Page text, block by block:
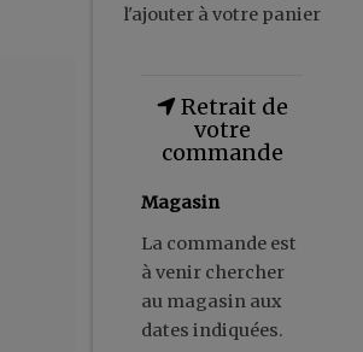
l'ajouter à votre panier
Retrait de
votre
commande
Magasin
La commande est
à venir chercher
au magasin aux
dates indiquées.